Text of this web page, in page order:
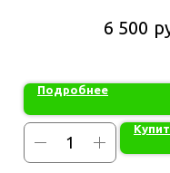
ромашек и разных
6 500
Подробнее